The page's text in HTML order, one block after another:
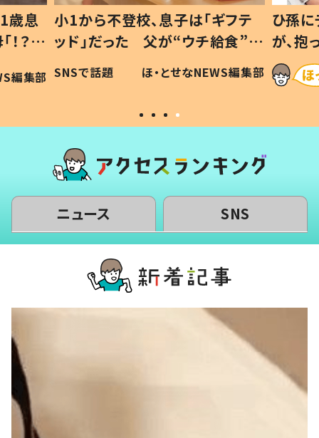
歳息
？」
編集部
小1から不登校、息子は「ギフテ
ッド」だった 父が“ウチ給食”を
作り続ける理由とは #令和の親
#令和の子
SNSで話題 ほ・とせなNEWS編集部
ひ孫
が、
「涙が
い」
ニュース SNS